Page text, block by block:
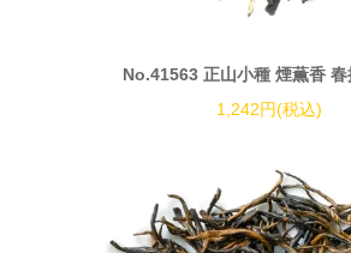
No.41563 正山小種 煙薫香
1,242円(税込)